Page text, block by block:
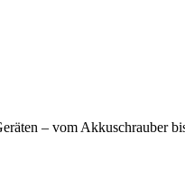
– vom Akkuschrauber